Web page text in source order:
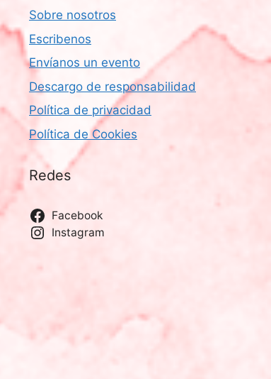
Sobre nosotros
Escribenos
Envíanos un evento
Descargo de responsabilidad
Política de privacidad
Política de Cookies
Redes
Facebook
Instagram